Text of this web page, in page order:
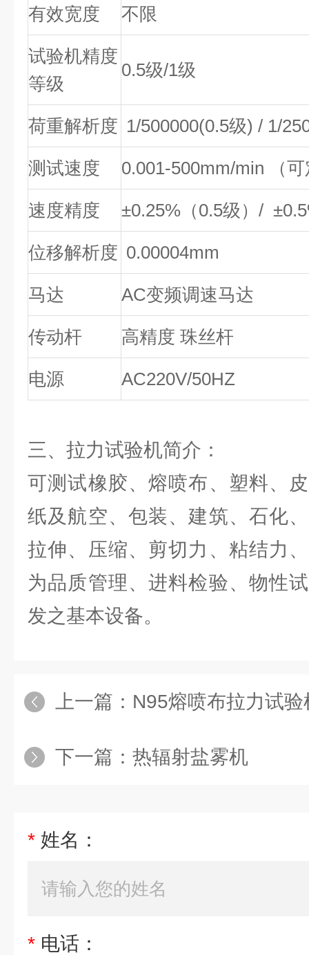
有效宽度 不限
试验机精度
等级
0.5级/1级
荷重解析度 1/500000(0.5级) / 1/
测试速度 0.001-500mm/min （
速度精度 ±0.25%（0.5级）/
位移解析度 0.00004mm
马达 AC变频调速马达
传动杆 高精度 珠丝杆
电源 AC220V/50HZ
三、拉力试验机简介：
可测试橡胶、熔喷布、塑料、
纸及航空、包装、建筑、石化
拉伸、压缩、剪切力、粘结力
为品质管理、进料检验、物性
发之基本设备。
上一篇： N95熔喷布拉力试验
下一篇： 热辐射盐雾机
* 姓名：
* 电话：